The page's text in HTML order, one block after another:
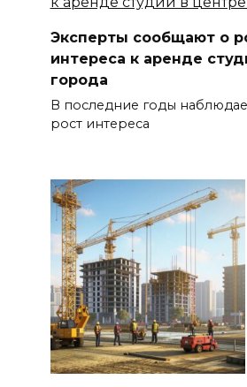
Эксперты сообщают о
интереса к аренде
города
В последние годы
рост интереса